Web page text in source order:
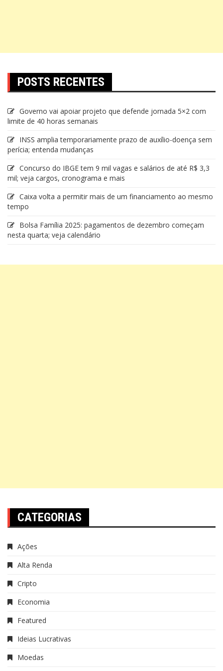
POSTS RECENTES
Governo vai apoiar projeto que defende jornada 5×2 com
limite de 40 horas semanais
INSS amplia temporariamente prazo de auxílio-doença sem
perícia; entenda mudanças
Concurso do IBGE tem 9 mil vagas e salários de até R$ 3,3
mil; veja cargos, cronograma e mais
Caixa volta a permitir mais de um financiamento ao mesmo
tempo
Bolsa Família 2025: pagamentos de dezembro começam
nesta quarta; veja calendário
CATEGORIAS
Ações
Alta Renda
Cripto
Economia
Featured
Ideias Lucrativas
Moedas